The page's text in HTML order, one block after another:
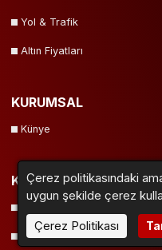
Yol & Trafik
Altın Fiyatları
KURUMSAL
Künye
KATEGORİLER
Genel
Çerez politikasındaki
uygun şekilde çerez
Çerez Politikası